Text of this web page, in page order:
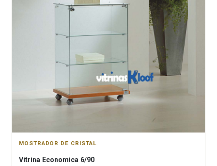
MOSTRADOR DE CRISTAL
Vitrina Economica 6/90